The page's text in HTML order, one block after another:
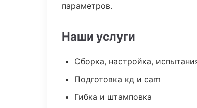
параметров.
Наши услуги
Сборка, настройка,
Подготовка кд и cam
Гибка и штамповка